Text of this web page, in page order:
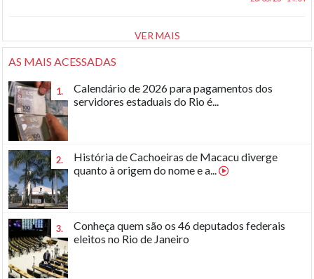
VER MAIS
AS MAIS ACESSADAS
1.
Calendário de 2026 para pagamentos dos
servidores estaduais do Rio é...
2.
História de Cachoeiras de Macacu diverge
quanto à origem do nome e a...
3.
Conheça quem são os 46 deputados federais
eleitos no Rio de Janeiro